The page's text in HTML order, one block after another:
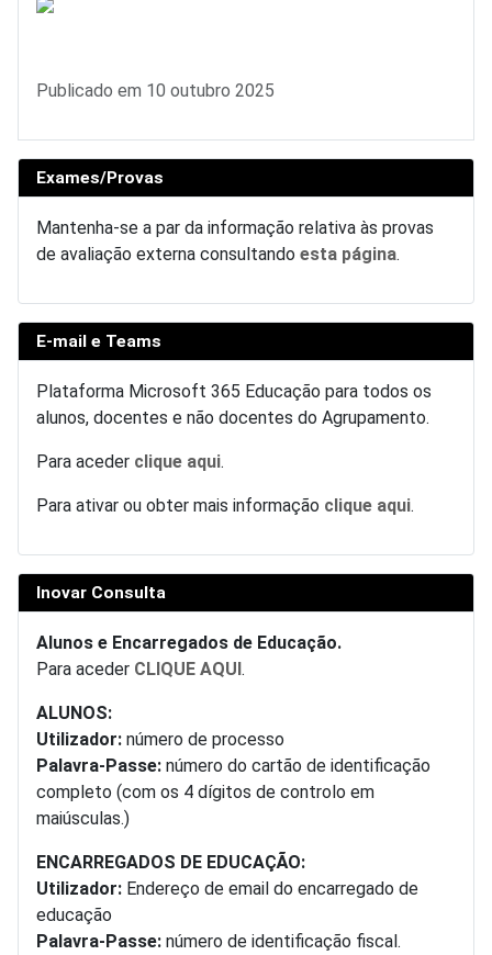
Detalhes
Publicado em 10 outubro 2025
Exames/Provas
Mantenha-se a par da informação relativa às provas
de avaliação externa consultando esta página.
E-mail e Teams
Plataforma Microsoft 365 Educação para todos os
alunos, docentes e não docentes do Agrupamento.
Para aceder clique aqui.
Para ativar ou obter mais informação clique aqui.
Inovar Consulta
Alunos e Encarregados de Educação.
Para aceder CLIQUE AQUI.
ALUNOS:
Utilizador: número de processo
Palavra-Passe: número do cartão de identificação
completo (com os 4 dígitos de controlo em
maiúsculas.)
ENCARREGADOS DE EDUCAÇÃO:
Utilizador: Endereço de email do encarregado de
educação
Palavra-Passe: número de identificação fiscal.